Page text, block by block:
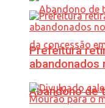
Abandono de
Prefeitura
abandonados